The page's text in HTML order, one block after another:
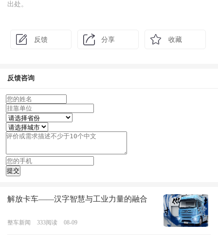
出处。
反馈 分享 收藏
反馈咨询
解放卡车——汉字智慧与工业力量的融合
整车新闻 333阅读 08-09